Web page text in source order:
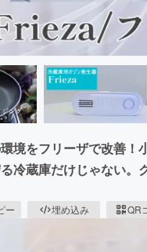
境をフリーザで改善！
冷蔵庫だけじゃない。
ー 埋め込み QR